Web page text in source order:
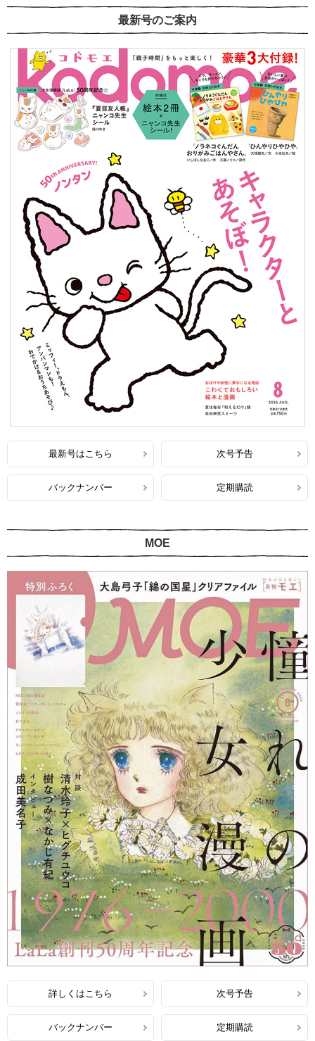
最新号のご案内
最新号はこちら 次号予告
バックナンバー 定期購読
MOE
詳しくはこちら 次号予告
バックナンバー 定期購読